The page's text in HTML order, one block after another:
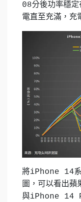
08分後功率穩
電直至充滿，充
將iPhone 14系
圖，可以看出
與iPhone 14